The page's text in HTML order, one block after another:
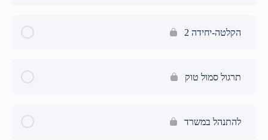
הקלטה-יחידה 2
תרגול סמול טוק
להתנהל במשרד